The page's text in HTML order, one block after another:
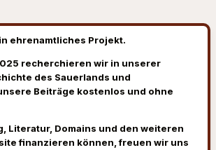
ehrenamtliches Projekt.
recherchieren wir in unserer
des Sauerlands und
Beiträge kostenlos und ohne
Literatur, Domains und den weiteren
finanzieren können, freuen wir uns